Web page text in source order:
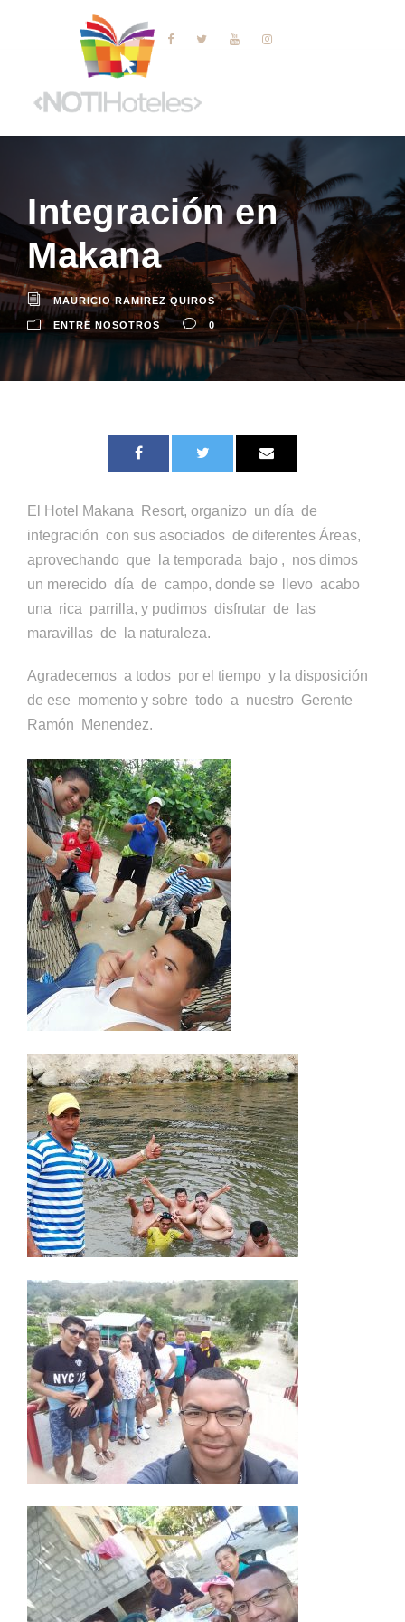
Integración en
Makana
MAURICIO RAMIREZ QUIROS
ENTRE NOSOTROS 0
El Hotel Makana Resort, organizo un día de
integración con sus asociados de diferentes Áreas,
aprovechando que la temporada bajo , nos dimos
un merecido día de campo, donde se llevo acabo
una rica parrilla, y pudimos disfrutar de las
maravillas de la naturaleza.
Agradecemos a todos por el tiempo y la disposición
de ese momento y sobre todo a nuestro Gerente
Ramón Menendez.